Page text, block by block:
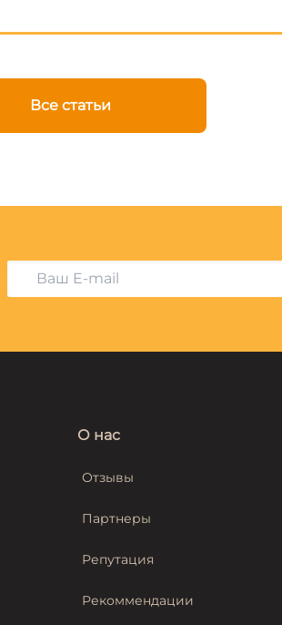
Все статьи
О нас
Отзывы
Партнеры
Репутация
Рекоммендации